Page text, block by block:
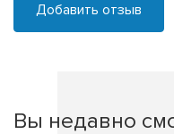
Добавить отзыв
Вы недавно